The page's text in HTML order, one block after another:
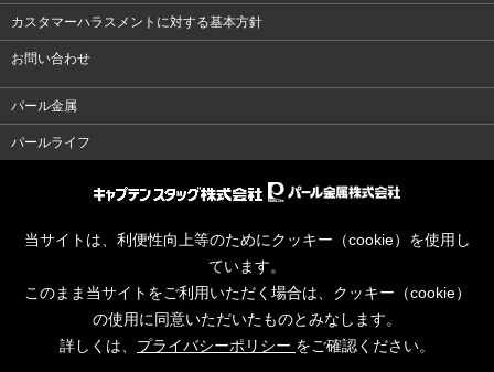
カスタマーハラスメントに対する基本方針
お問い合わせ
パール金属
パールライフ
当サイトは、利便性向上等のためにクッキー（cookie）を使用し
ています。
このまま当サイトをご利用いただく場合は、クッキー（cookie）
の使用に同意いただいたものとみなします。
詳しくは、 プライバシーポリシー をご確認ください。